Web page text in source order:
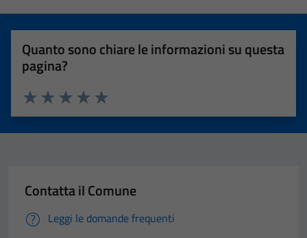
Quanto sono chiare le informazioni su questa
pagina?
Valuta 5 stelle su 5
Valuta 4 stelle su 5
Valuta 3 stelle su 5
Valuta 2 stelle su 5
Valuta 1 stelle su 5
Contatta il Comune
Leggi le domande frequenti